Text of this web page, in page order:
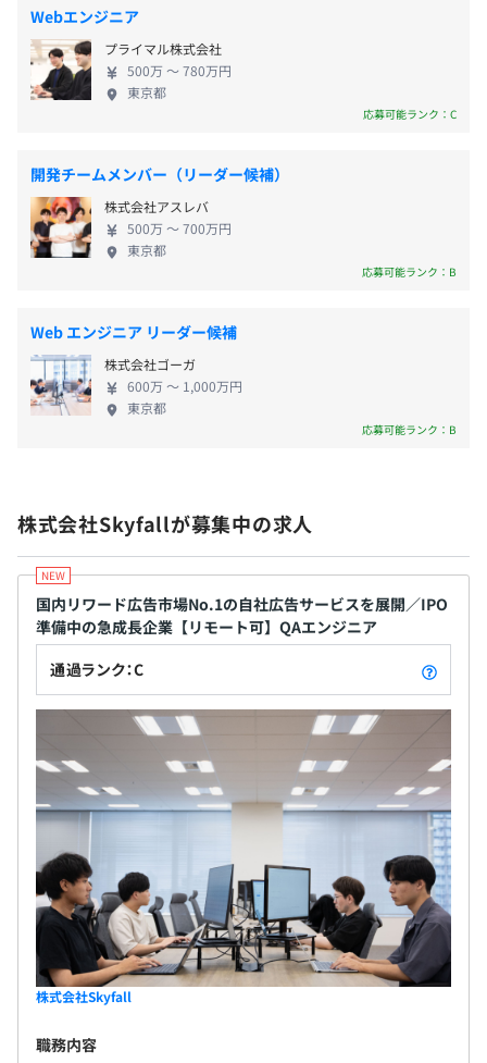
イすることで、Amazonギフトカードをはじめとするギフ
トと交換ができるポイントが貯まり、ゲームを楽しみなが
らポイ活もおこなうことができます。
従来のオペレーション改善機能に加え、広告の力でお客様
はおトクに楽しく飲食でき、店舗に新たな収益源を提供し
ます。
◆オンライン学習講座
動画で学ぶオンライン講座Udemyに登録されているコン
テンツから自由に研修を受けることが可能となっておりま
半期に2回各本部主催で全社向けに勉強会をおこない、知
識やスキルを共有する制度です。
◆半期会議
半年に1度開催している、社員総会です。
経営陣からの業績報告や経営方針の発表の他、著名なゲス
トを招いたゲスト登壇や半期で活躍した社員を讃え、MVP
表彰をおこなっております。
相談のうえ、ご希望のマシンを支給します。
※1人30万円分までノートPC・モニターを購入可能
アジャイル
賞与：年2回（夏・冬）＋業績加算賞与あり
社会保険完備（健康保険〈関東ITソフトウェア健康保険組
合加入〉・厚生年金保険、雇用保険・労災保険）
無期雇用
は、これまでのアンケートパネルでは難しいとされ
ていた若年層からの回答を回収することができます。
ビジネスの意思決定に必要なデータを集めて企業の
マーケティング活動を支援します。 ■その他事業■
『ポーカーチェイス』 テキサスホールデムのルール
ーケティングを行っております。 リリース直後には
AppStore無料ランキングで1位を獲得し、累計250万
ダウンロードを突破するなど多くのユーザー様にプ
レイしていただいております。 『ポケットプレイ』
好きなゲームを遊ぶだけでポイ活できるアプリです。
を見つけてプレイすることで、Amazonギフトカード
をはじめとするギフトと交換ができるポイントが貯
まり、ゲームを楽しみながらポイ活も行うことがで
きます。 『SKYORDER』 飲食店のオーダー業務を効
率化、顧客体験を向上させる独自のセルフオーダー
さらにメニュー内に広告『SKYORDER』を表示し、
掲載広告を経由して成果条件を達成することで、当
日のお会計から割引を受けることができます。
Webエンジニア
プライマル株式会社
500万 〜 780万円
東京都
応募可能ランク：C
開発チームメンバー（リーダー候補）
株式会社アスレバ
500万 〜 700万円
東京都
応募可能ランク：B
Web エンジニア リーダー候補
株式会社ゴーガ
600万 〜 1,000万円
東京都
応募可能ランク：B
株式会社Skyfallが募集中の求人
国内リワード広告市場No.1の自社広告サービスを展開／IPO
準備中の急成長企業【リモート可】QAエンジニア
通過ランク：C
株式会社Skyfall
職務内容